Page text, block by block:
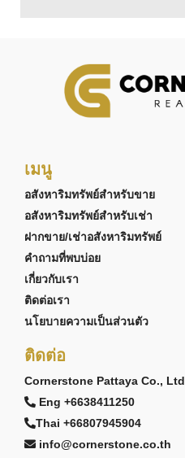
เมนู
อสังหาริมทรัพย์สำหรับขาย
อสังหาริมทรัพย์สำหรับเช่า
ฝากขาย/เช่าอสังหาริมทรัพย์
คำถามที่พบบ่อย
เกี่ยวกับเรา
ติดต่อเรา
นโยบายความเป็นส่วนตัว
ติดต่อ
Cornerstone Pattaya Co., Ltd
Eng +6638411250
Thai +66807945904
info@cornerstone.co.th